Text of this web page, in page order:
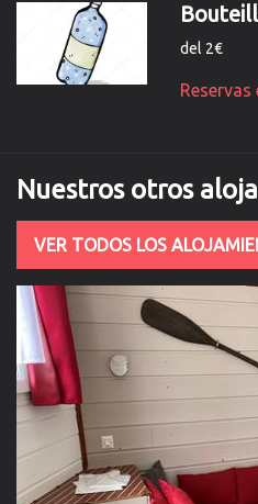
del 2€
Reservas
Nuestros otros
VER TODOS LOS